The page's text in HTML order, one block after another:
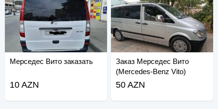
Мерседес Вито заказать
10 AZN
Заказ Мерседес Вито
(Mercedes-Benz Vito)
50 AZN